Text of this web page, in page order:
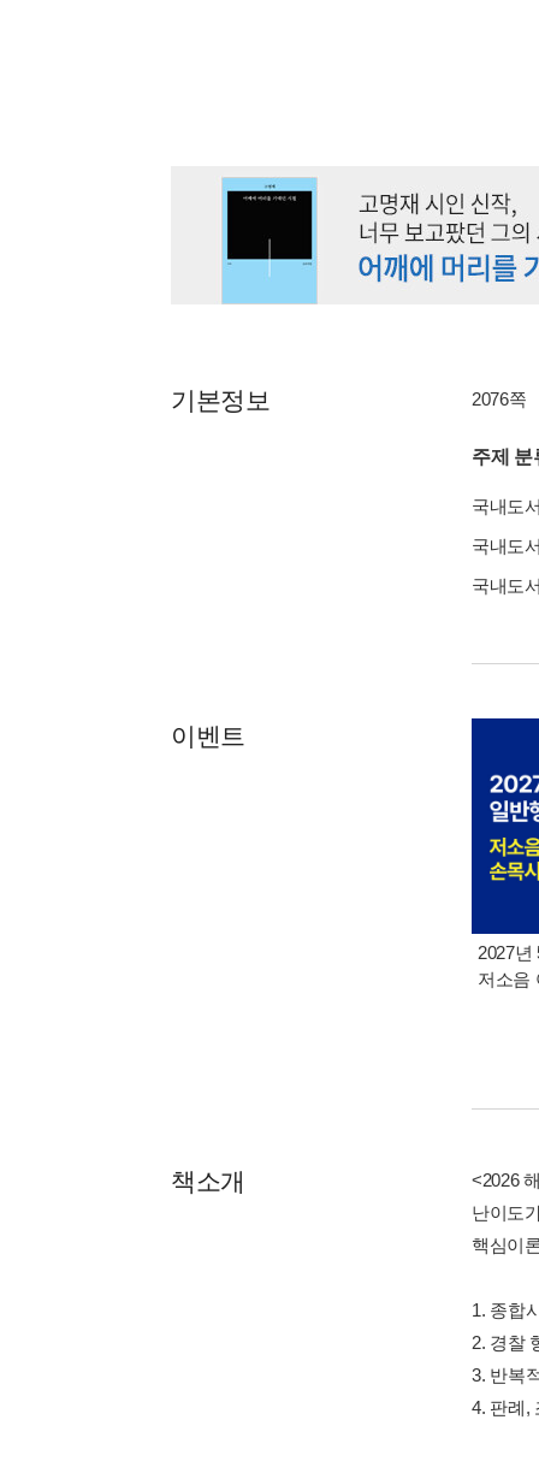
기본정보 2076쪽
주제 분
국내도
국내도
국내도
이벤트
2027년
저소음
책소개
<2026
난이도
핵심이
1. 종합
2. 경찰
3. 반복
4. 판례,